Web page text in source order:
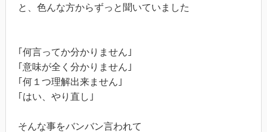
と、色んな方からずっと聞いていました
｢何言ってか分かりません｣
｢意味が全く分かりません｣
｢何１つ理解出来ません｣
｢はい、やり直し｣
そんな事をバンバン言われて